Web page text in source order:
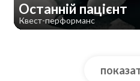
Останній пацієнт
Квест-перформанс